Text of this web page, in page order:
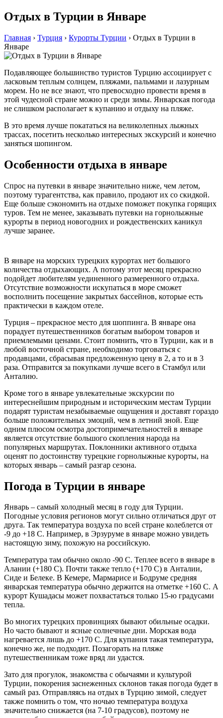
Отдых в Турции в Январе
Главная › Турция › Курорты Турции › Отдых в Турции в
Январе
Подавляющее большинство туристов Турцию ассоциирует с
ласковым теплым солнцем, пляжами, пальмами и лазурным
морем. Но не все знают, что превосходно провести время в
этой чудесной стране можно и среди зимы. Январская погода
не слишком располагает к купанию и отдыху на пляже.
В это время лучше покататься на великолепных лыжных
трассах, посетить несколько интересных экскурсий и конечно
заняться шопингом.
Особенности отдыха в январе
Спрос на путевки в январе значительно ниже, чем летом,
поэтому турагентства, как правило, продают их со скидкой.
Еще больше сэкономить на отдыхе поможет покупка горящих
туров. Тем не менее, заказывать путевки на горнолыжные
курорты в период новогодних и рождественских каникул
лучше заранее.
В январе на морских турецких курортах нет большого
количества отдыхающих. А потому этот месяц прекрасно
подойдет любителям уединенного размеренного отдыха.
Отсутствие возможности искупаться в море сможет
восполнить посещение закрытых бассейнов, которые есть
практически в каждом отеле.
Турция – прекрасное место для шоппинга. В январе она
порадует путешественников богатым выбором товаров и
приемлемыми ценами. Стоит помнить, что в Турции, как и в
любой восточной стране, необходимо торговаться с
продавцами, сбрасывая предложенную цену в 2, а то и в 3
раза. Отправится за покупками лучше всего в Стамбул или
Анталию.
Кроме того в январе увлекательные экскурсии по
интереснейшим природным и историческим местам Турции
подарят туристам незабываемые ощущения и доставят гораздо
больше положительных эмоций, чем в летний зной. Еще
одним плюсом осмотра достопримечательностей в январе
является отсутствие большого скопления народа на
популярных маршрутах. Поклонники активного отдыха
оценят по достоинству турецкие горнолыжные курорты, на
которых январь – самый разгар сезона.
Погода в Турции в январе
Январь – самый холодный месяц в году для Турции.
Погодные условия регионов могут сильно отличаться друг от
друга. Так температура воздуха по всей стране колеблется от
-9 до +18 С. Например, в Эрзуруме в январе можно увидеть
настоящую зиму, похожую на российскую.
Температура там обычно около -90 С. Теплее всего в январе в
Алании (+180 С). Почти также тепло (+170 С) в Анталии,
Сиде и Белеке. В Кемере, Мармарисе и Бодруме средняя
январская температура обычно держится на отметке +160 С. А
курорт Кушадасы может похвастаться только 15-ю градусами
тепла.
Во многих турецких провинциях бывают обильные осадки.
Но часто бывают и ясные солнечные дни. Морская вода
нагревается лишь до +170 С. Для купания такая температура,
конечно же, не подходит. Позагорать на пляже
путешественникам тоже вряд ли удастся.
Зато для прогулок, знакомства с обычаями и культурой
Турции, покорения заснеженных склонов такая погода будет в
самый раз. Отправляясь на отдых в Турцию зимой, следует
также помнить о том, что ночью температура воздуха
значительно снижается (на 7-10 градусов), поэтому не